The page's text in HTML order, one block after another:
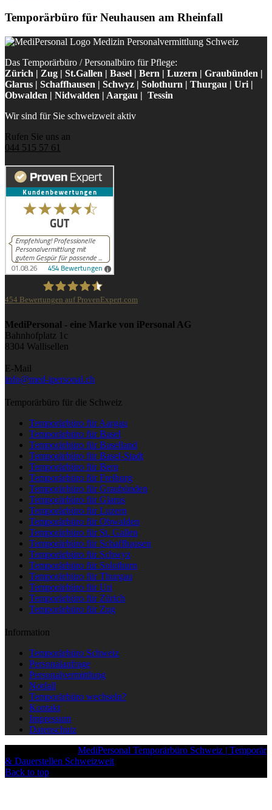
Temporärbüro für Neuhausen am Rheinfall
Das Temporärbüro / Personalbüro für Pflege:
Zürich | Zug | St.Gallen | Basel | Bern | Luzern | Graubünden |
Glarus | Schaffhausen | Schwyz | Solothurn | Thurgau | Uri |
Obwalden | Nidwalden | Aargau | Tessin
Wir sind für Sie schweizweit aktiv
Rufen Sie uns an
044 515 57 61
iPersonal
454 Bewertungen auf ProvenExpert.com
MediPersonal - eine Marke von iPersonal AG
Bahnhofplatz 1c
8304 Wallisellen
E-Mail
info@med-ipersonal.ch
Temporärbüro für die Schweiz
Temporärbüro für Aargau
Temporärbüro für Basel
Temporärbüro für Baselland
Temporärbüro für Basel-Stadt
Temporärbüro für Bern
Temporärbüro für Freiburg
Temporärbüro für Graubünden
Temporärbüro für Glarus
Temporärbüro für Luzern
Temporärbüro für Obwalden
Temporärbüro für St. Gallen
Temporärbüro für Schaffhausen
Temporärbüro für Schwyz
Temporärbüro für Solothurn
Temporärbüro für Thurgau
Temporärbüro für Uri
Temporärbüro für Zürich
Temporärbüro für Zug
Information
Temporärbüro Schweiz
Personalanfrage
Personalvermittlung
Notfall
Temporärbüro wechseln?
Kontakt
Impressum
Datenschutz
MediPersonal Temporärbüro Schweiz | Temporär
& Dauerstellen Schweizweit
Back to top